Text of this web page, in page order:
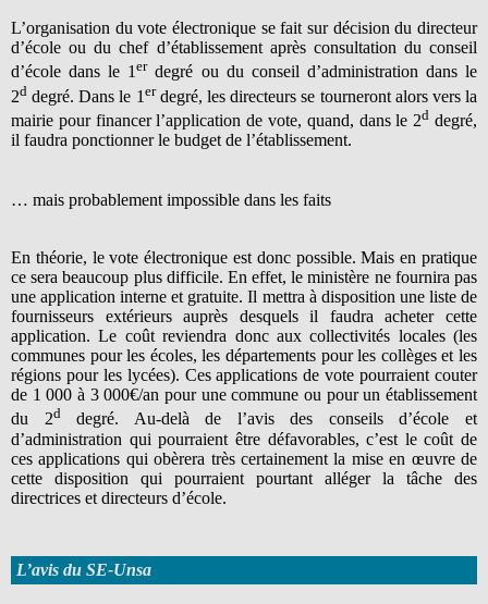
L’organisation du vote électronique se fait sur décision du directeur
d’école ou du chef d’établissement après consultation du conseil
d’école dans le 1erdegré ou du conseil d’administration dans le
2d degré. Dans le 1 erdegré, les directeurs se tourneront alors vers la
mairie pour financer l’application de vote, quand, dans le 2d degré,
il faudra ponctionner le budget de l’établissement.
… mais probablement impossible dans les faits
En théorie, le vote électronique est donc possible. Mais en pratique
ce sera beaucoup plus difficile. En effet, le ministère ne fournira pas
une application interne et gratuite. Il mettra à disposition une liste de
fournisseurs extérieurs auprès desquels il faudra acheter cette
application. Le coût reviendra donc aux collectivités locales (les
communes pour les écoles, les départements pour les collèges et les
régions pour les lycées). Ces applications de vote pourraient couter
de 1 000 à 3 000€/an pour une commune ou pour un établissement
du 2ddegré. Au-delà de l’avis des conseils d’école et
d’administration qui pourraient être défavorables, c’est le coût de
ces applications qui obèrera très certainement la mise en œuvre de
cette disposition qui pourraient pourtant alléger la tâche des
directrices et directeurs d’école.
L’avis du SE-Unsa